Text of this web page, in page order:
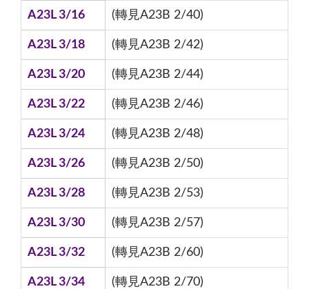
A23L 3/16 (轉見A23B 2/40)
A23L 3/18 (轉見A23B 2/42)
A23L 3/20 (轉見A23B 2/44)
A23L 3/22 (轉見A23B 2/46)
A23L 3/24 (轉見A23B 2/48)
A23L 3/26 (轉見A23B 2/50)
A23L 3/28 (轉見A23B 2/53)
A23L 3/30 (轉見A23B 2/57)
A23L 3/32 (轉見A23B 2/60)
A23L 3/34 (轉見A23B 2/70)